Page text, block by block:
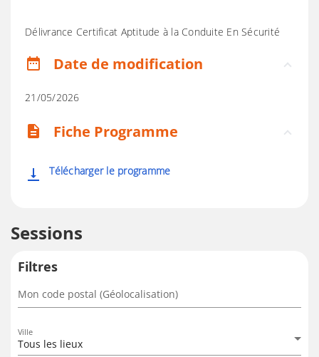
Délivrance Certificat Aptitude à la Conduite En Sécurité
date_range Date de modification
21/05/2026
description Fiche Programme
vertical_align_bottom Télécharger le programme
Sessions
Filtres
Mon code postal (Géolocalisation)
Ville
Tous les lieux